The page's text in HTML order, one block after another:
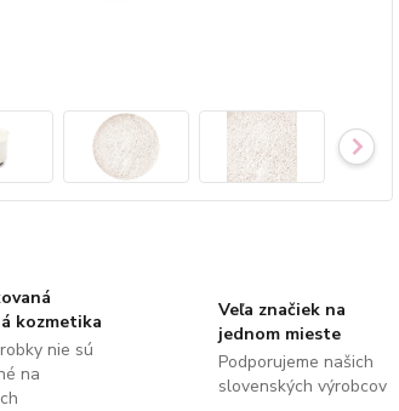
kozmetika
nie sú
na
Veľa značiek na
jednom mieste
Podporujeme našich
slovenských výrobcov